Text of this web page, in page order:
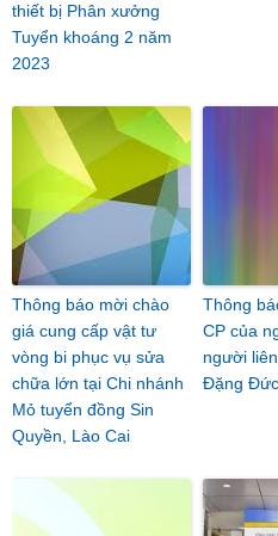
thiết bị Phân xưởng
Tuyển khoáng 2 năm
2023
Thông báo mời chào
giá cung cấp vật tư
vòng bi phục vụ sửa
chữa lớn tại Chi nhánh
Mỏ tuyển đồng Sin
Quyền, Lào Cai
Thông
CP của
người
Đặng